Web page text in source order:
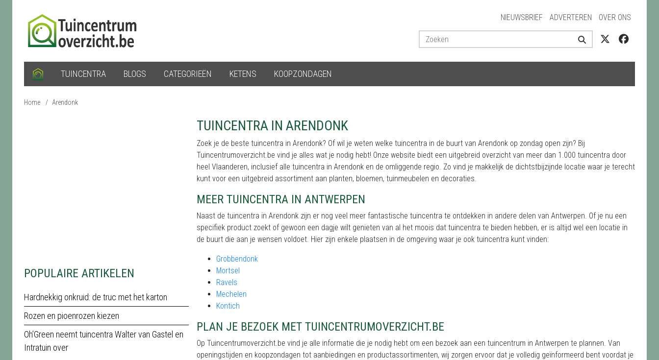
NIEUWSBRIEF ADVERTEREN OVER ONS
TUINCENTRA BLOGS CATEGORIEËN KETENS KOOPZONDAGEN
Home / Arendonk
POPULAIRE ARTIKELEN
Hardnekkig onkruid: de truc met het karton
Rozen en pioenrozen kiezen
Oh’Green neemt tuincentra Walter van Gastel en
Intratuin over
TUINCENTRA IN ARENDONK
Zoek je de beste tuincentra in Arendonk? Of wil je weten welke tuincentra in de buurt van Arendonk op zondag open zijn? Bij
Tuincentrumoverzicht.be vind je alles wat je nodig hebt! Onze website biedt een uitgebreid overzicht van meer dan 1.000 tuincentra door
heel Vlaanderen, inclusief alle tuincentra in Arendonk en de omliggende regio. Zo vind je makkelijk de dichtstbijzijnde locatie waar je terecht
kunt voor een uitgebreid assortiment aan planten, bloemen, tuinmeubelen en decoraties.
MEER TUINCENTRA IN ANTWERPEN
Naast de tuincentra in Arendonk zijn er nog veel meer fantastische tuincentra te ontdekken in andere delen van Antwerpen. Of je nu een
specifiek product zoekt of gewoon een dagje wilt genieten van al het moois dat tuincentra te bieden hebben, er is altijd wel een locatie in
de buurt die aan je wensen voldoet. Hier zijn enkele plaatsen in de omgeving waar je ook tuincentra kunt vinden:
Grobbendonk
Mortsel
Ravels
Mechelen
Kontich
PLAN JE BEZOEK MET TUINCENTRUMOVERZICHT.BE
Op Tuincentrumoverzicht.be vind je alle informatie die je nodig hebt om een bezoek aan een tuincentrum in Antwerpen te plannen. Van
openingstijden en koopzondagen tot aanbiedingen en productassortimenten, wij zorgen ervoor dat je volledig geïnformeerd bent voordat je